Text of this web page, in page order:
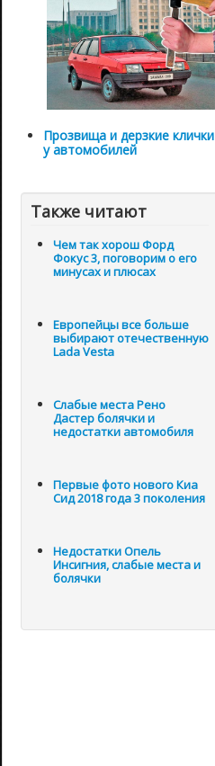
Прозвища и дерзкие клички
у автомобилей
Также читают
Чем так хорош Форд
Фокус 3, поговорим о его
минусах и плюсах
Европейцы все больше
выбирают отечественную
Lada Vesta
Слабые места Рено
Дастер болячки и
недостатки автомобиля
Первые фото нового Киа
Сид 2018 года 3 поколения
Недостатки Опель
Инсигния, слабые места и
болячки